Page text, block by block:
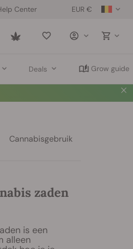
EUR €
Center
Saved
Deals Grow guide
Cannabisgebruik
zaden
is een
alleen